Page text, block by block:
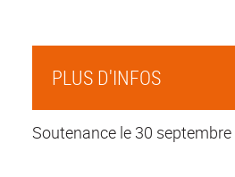
PLUS D'INFOS
Soutenance le 30